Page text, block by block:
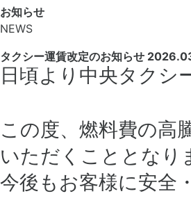
お知らせ
NEWS
タクシー運賃改定のお知らせ
日頃より中央タクシ
この度、燃料費の高
いただくこととなり
今後もお客様に安全